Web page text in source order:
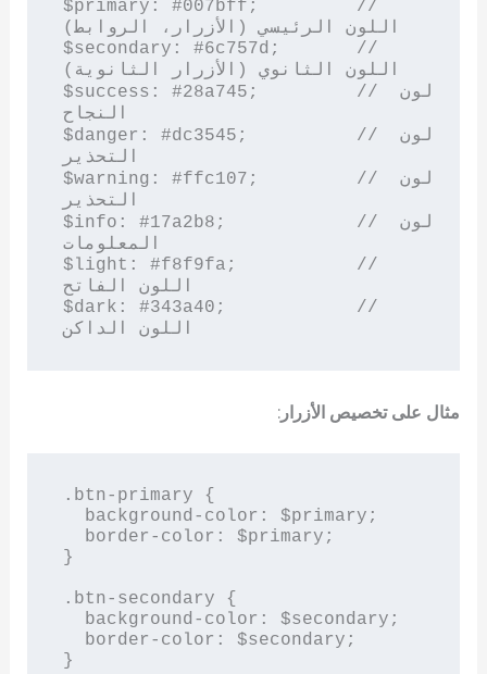
$primary: #007bff;         //
اللون الرئيسي (الأزرار، الروابط)
$secondary: #6c757d;       //
اللون الثانوي (الأزرار الثانوية)
$success: #28a745;         // لون
النجاح
$danger: #dc3545;          // لون
التحذير
$warning: #ffc107;         // لون
التحذير
$info: #17a2b8;            // لون
المعلومات
$light: #f8f9fa;           //
اللون الفاتح
$dark: #343a40;            //
مثال على تخصيص الأزرار:
.btn-primary {
}
.btn-secondary {